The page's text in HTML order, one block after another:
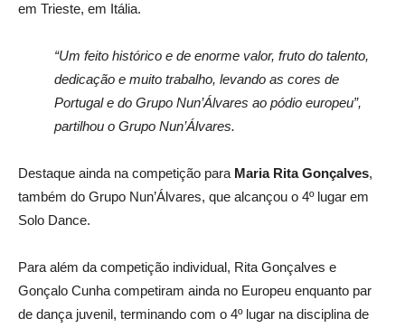
em Trieste, em Itália.
“Um feito histórico e de enorme valor, fruto do talento,
dedicação e muito trabalho, levando as cores de
Portugal e do Grupo Nun’Álvares ao pódio europeu”,
partilhou o Grupo Nun’Álvares.
Destaque ainda na competição para Maria Rita Gonçalves,
também do Grupo Nun’Álvares, que alcançou o 4º lugar em
Solo Dance.
Para além da competição individual, Rita Gonçalves e
Gonçalo Cunha competiram ainda no Europeu enquanto par
de dança juvenil, terminando com o 4º lugar na disciplina de